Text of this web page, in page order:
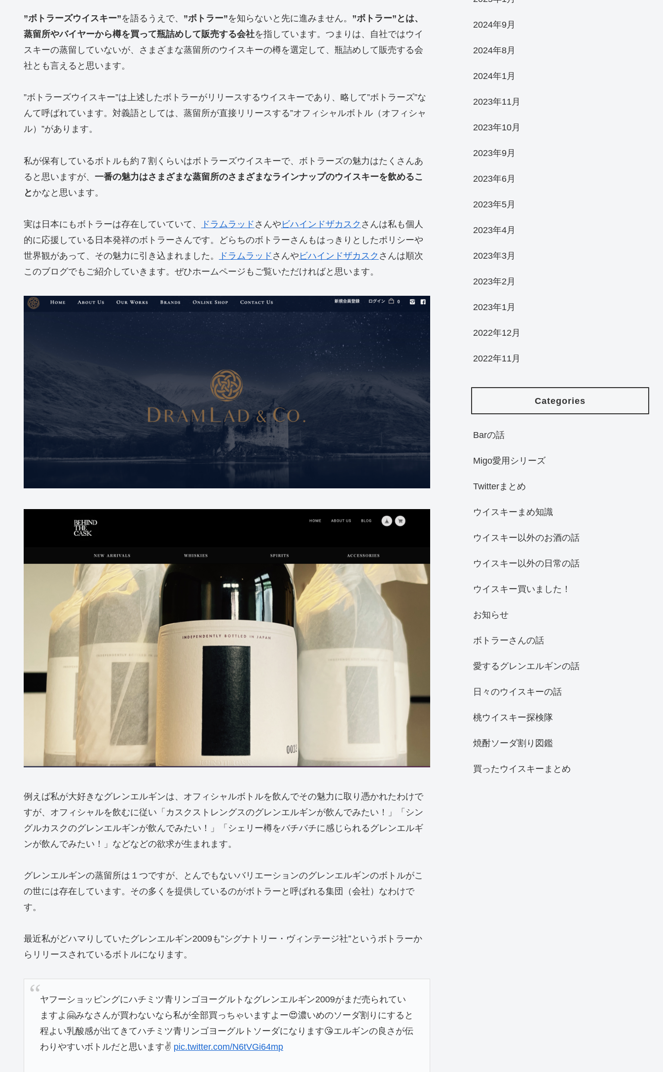
”ボトラーズウイスキー”を語るうえで、 ”ボトラー”を知らないと先に進みません。 ”ボトラー”とは、
蒸留所やバイヤーから樽を買って瓶詰めして販売する会社を指しています。つまりは、自社ではウイ
スキーの蒸留していないが、さまざまな蒸留所のウイスキーの樽を選定して、瓶詰めして販売する会
社とも言えると思います。
”ボトラーズウイスキー”は上述したボトラーがリリースするウイスキーであり、略して”ボトラーズ”な
んて呼ばれています。対義語としては、蒸留所が直接リリースする”オフィシャルボトル（オフィシャ
ル）”があります。
私が保有しているボトルも約７割くらいはボトラーズウイスキーで、ボトラーズの魅力はたくさんあ
ると思いますが、 一番の魅力はさまざまな蒸留所のさまざまなラインナップのウイスキーを飲めるこ
と かなと思います。
実は日本にもボトラーは存在していていて、 ドラムラッド さんや ビハインドザカスク さんは私も個人
的に応援している日本発祥のボトラーさんです。どらちのボトラーさんもはっきりとしたポリシーや
世界観があって、その魅力に引き込まれました。
ドラムラッド さんや ビハインドザカスク さんは順次
このブログでもご紹介していきます。ぜひホームページもご覧いただければと思います。
例えば私が大好きなグレンエルギンは、オフィシャルボトルを飲んでその魅力に取り憑かれたわけで
すが、オフィシャルを飲むに従い「カスクストレングスのグレンエルギンが飲んでみたい！」「シン
グルカスクのグレンエルギンが飲んでみたい！」「シェリー樽をバチバチに感じられるグレンエルギ
ンが飲んでみたい！」などなどの欲求が生まれます。
グレンエルギンの蒸留所は１つですが、とんでもないバリエーションのグレンエルギンのボトルがこ
の世には存在しています。その多くを提供しているのがボトラーと呼ばれる集団（会社）なわけで
す。
最近私がどハマりしていたグレンエルギン2009も”シグナトリー・ヴィンテージ社”というボトラーか
らリリースされているボトルになります。
ヤフーショッピングにハチミツ青リンゴヨーグルトなグレンエルギン2009がまだ売られてい
ますよ🤗みなさんが買わないなら私が全部買っちゃいますよー😍濃いめのソーダ割りにすると
程よい乳酸感が出てきてハチミツ青リンゴヨーグルトソーダになります😘エルギンの良さが伝
わりやすいボトルだと思います✌️ pic.twitter.com/N6tVGi64mp
2024年9月
2024年8月
2024年1月
2023年11月
2023年10月
2023年9月
2023年6月
2023年5月
2023年4月
2023年3月
2023年2月
2023年1月
2022年12月
2022年11月
Categories
Barの話
Migo愛用シリーズ
Twitterまとめ
ウイスキーまめ知識
ウイスキー以外のお酒の話
ウイスキー以外の日常の話
ウイスキー買いました！
お知らせ
ボトラーさんの話
愛するグレンエルギンの話
日々のウイスキーの話
桃ウイスキー探検隊
焼酎ソーダ割り図鑑
買ったウイスキーまとめ